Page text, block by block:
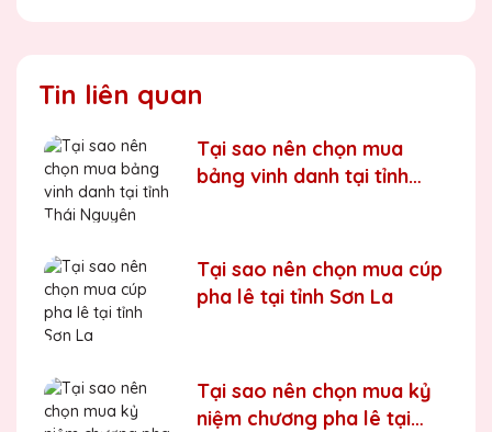
Tin liên quan
Tại sao nên chọn mua
bảng vinh danh tại tỉnh
Tại sao nên chọn mua cúp
pha lê tại tỉnh Sơn La
Tại sao nên chọn mua kỷ
niệm chương pha lê tại